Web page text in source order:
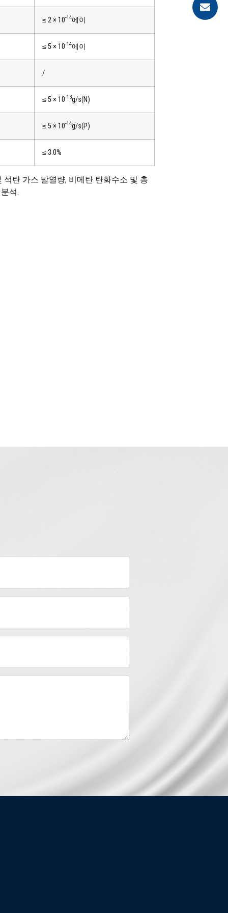
≤ 2 × 10-14에이
≤ 5 × 10-14에이
/
≤ 5 × 10-13g/s(N)
≤ 5 × 10-14g/s(P)
≤ 3.0%
석탄 가스 발열량, 비메탄 탄화수소 및 총
석.